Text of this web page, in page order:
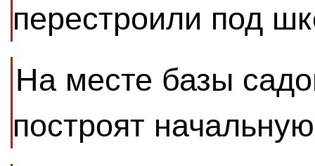
перестроили под
На месте базы
построят